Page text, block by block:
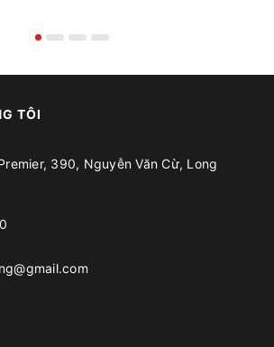
TÔI
390, Nguyễn Văn Cừ, Long